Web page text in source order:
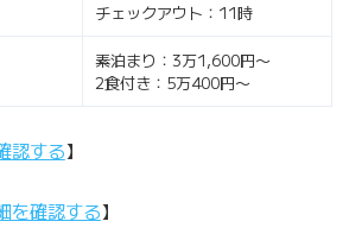
チェックアウト：11時
素泊まり：3万1,600円〜
2食付き：5万400円〜
認する】
を確認する】